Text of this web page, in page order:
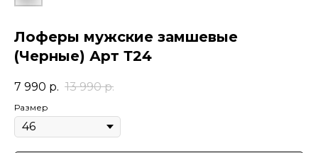
Лоферы мужские замшевые
(Черные) Арт Т24
7 990 р. 13 990 р.
Размер